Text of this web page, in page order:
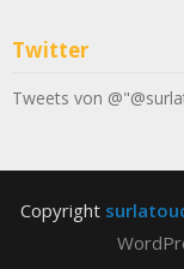
Twitter
Tweets von
Copyright